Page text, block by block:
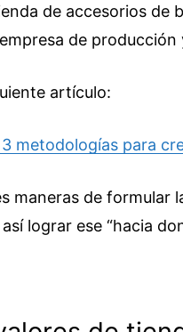
de accesorios de
de producción
artículo:
metodologías para
maneras de formular
lograr ese “hacia